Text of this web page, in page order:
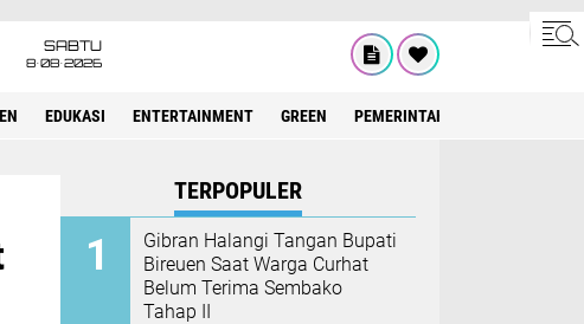
SABTU
8•08•2026
EDUKASI ENTERTAINMENT GREEN PEMERINTAH ACEH
TERPOPULER
Gibran Halangi Tangan Bupati
Bireuen Saat Warga Curhat
Belum Terima Sembako
Tahap II